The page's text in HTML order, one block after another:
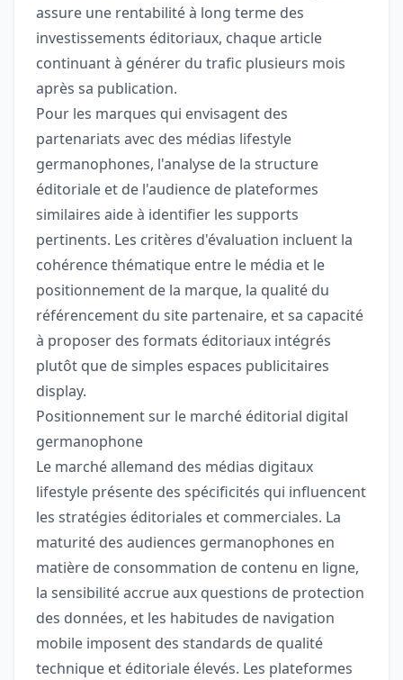
assure une rentabilité à long terme des
investissements éditoriaux, chaque article
continuant à générer du trafic plusieurs mois
après sa publication.
Pour les marques qui envisagent des
partenariats avec des médias lifestyle
germanophones, l'analyse de la structure
éditoriale et de l'audience de plateformes
similaires aide à identifier les supports
pertinents. Les critères d'évaluation incluent la
cohérence thématique entre le média et le
positionnement de la marque, la qualité du
référencement du site partenaire, et sa capacité
à proposer des formats éditoriaux intégrés
plutôt que de simples espaces publicitaires
display.
Positionnement sur le marché éditorial digital
germanophone
Le marché allemand des médias digitaux
lifestyle présente des spécificités qui influencent
les stratégies éditoriales et commerciales. La
maturité des audiences germanophones en
matière de consommation de contenu en ligne,
la sensibilité accrue aux questions de protection
des données, et les habitudes de navigation
mobile imposent des standards de qualité
technique et éditoriale élevés. Les plateformes